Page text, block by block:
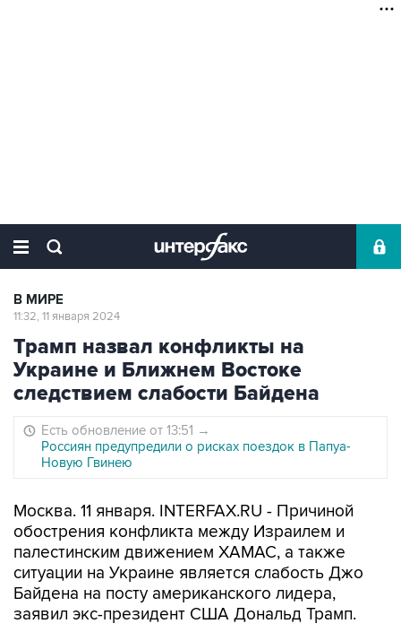
В МИРЕ
11:32, 11 января 2024
Трамп назвал конфликты на
Украине и Ближнем Востоке
следствием слабости Байдена
Есть обновление от 13:51 →
Россиян предупредили о рисках поездок в Папуа-
Новую Гвинею
Москва. 11 января. INTERFAX.RU - Причиной
обострения конфликта между Израилем и
палестинским движением ХАМАС, а также
ситуации на Украине является слабость Джо
Байдена на посту американского лидера,
заявил экс-президент США Дональд Трамп.